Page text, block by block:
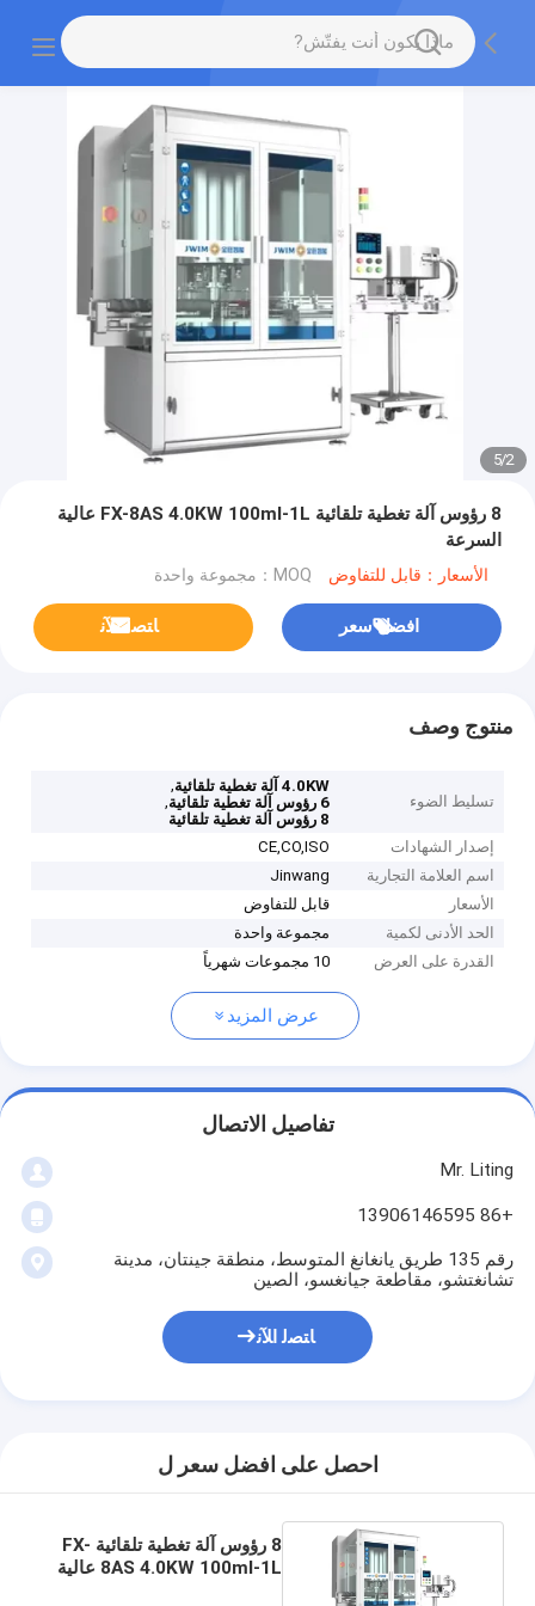
2
/
5
8 رؤوس آلة تغطية تلقائية FX-8AS 4.0KW 100ml-1L عالية
السرعة
الأسعار：قابل للتفاوض MOQ：مجموعة واحدة
افضل سعر ﺎﺘﺼﻟ ﺍﻶﻧ
منتوج وصف
تسليط الضوء
4.0KW آلة تغطية تلقائية
,
6 رؤوس آلة تغطية تلقائية
,
8 رؤوس آلة تغطية تلقائية
إصدار الشهادات
CE,CO,ISO
اسم العلامة التجارية
Jinwang
الأسعار
قابل للتفاوض
الحد الأدنى لكمية
مجموعة واحدة
القدرة على العرض
10 مجموعات شهرياً
عرض المزيد
تفاصيل الاتصال
Mr. Liting
+86 13906146595
رقم 135 طريق يانغانغ المتوسط، منطقة جينتان، مدينة
تشانغتشو، مقاطعة جيانغسو، الصين
ﺎﺘﺼﻟ ﺍﻶﻧ
احصل على افضل سعر ل
8 رؤوس آلة تغطية تلقائية FX-
8AS 4.0KW 100ml-1L عالية